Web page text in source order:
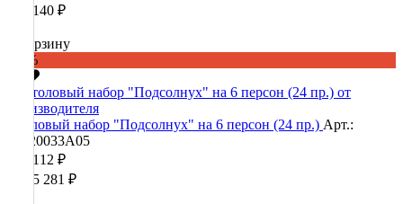
107 140 ₽
В корзину
-60%
Столовый набор "Подсолнух" на 6 персон (24 пр.) Арт.:
90020033А05
422 112 ₽
1 055 281 ₽